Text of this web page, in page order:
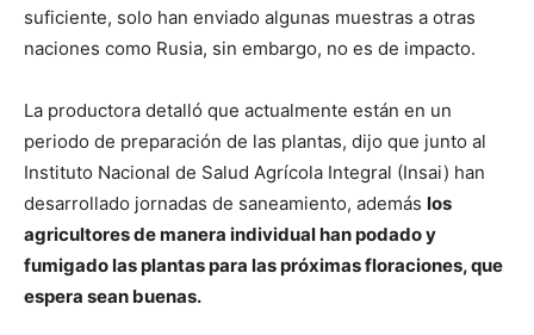
suficiente, solo han enviado algunas muestras a otras
naciones como Rusia, sin embargo, no es de impacto.
La productora detalló que actualmente están en un
periodo de preparación de las plantas, dijo que junto al
Instituto Nacional de Salud Agrícola Integral (Insai) han
desarrollado jornadas de saneamiento, además los
agricultores de manera individual han podado y
fumigado las plantas para las próximas floraciones, que
espera sean buenas.